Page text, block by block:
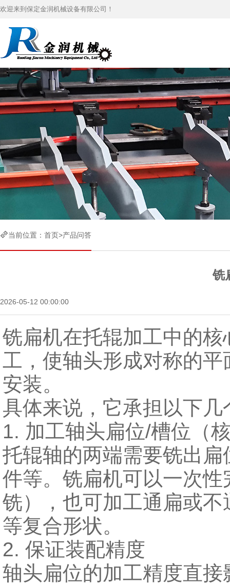
欢迎来到保定金润机械设备有限公司！
当前位置： 首页>产品问答
铣
2026-05-12 00:00:00
铣扁机在托辊加工中的
工，使轴头形成对称的
安装。
具体来说，它承担以下几
1. 加工轴头扁位/槽位（
托辊轴的两端需要铣出
件等。铣扁机可以一次
铣），也可加工通扁或
等复合形状。
2. 保证装配精度
轴头扁位的加工精度直